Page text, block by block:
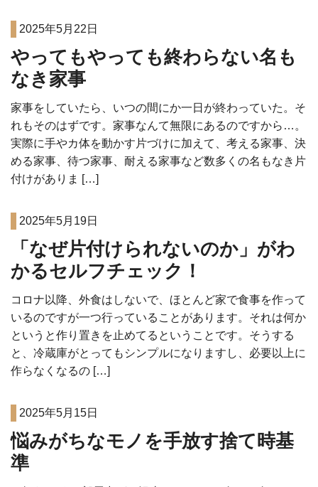
2025年5月22日
やってもやっても終わらない名も
なき家事
家事をしていたら、いつの間にか一日が終わっていた。そ
れもそのはずです。家事なんて無限にあるのですから…。
実際に手やカ体を動かす片づけに加えて、考える家事、決
める家事、待つ家事、耐える家事など数多くの名もなき片
付けがありま […]
2025年5月19日
「なぜ片付けられないのか」がわ
かるセルフチェック！
コロナ以降、外食はしないで、ほとんど家で食事を作って
いるのですが一つ行っていることがあります。それは何か
というと作り置きを止めてるということです。そうする
と、冷蔵庫がとってもシンプルになりますし、必要以上に
作らなくなるの […]
2025年5月15日
悩みがちなモノを手放す捨て時基
準